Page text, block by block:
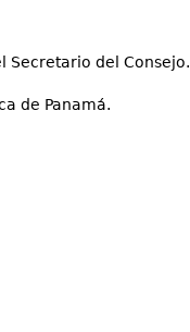
Secretario del Consejo.
de Panamá.